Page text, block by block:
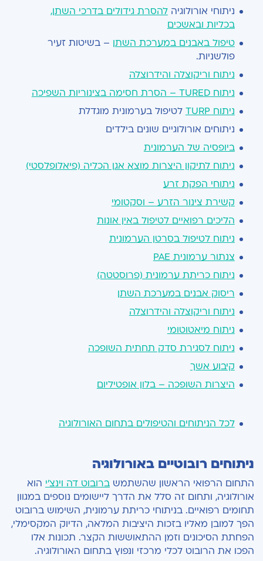
ניתוחי אורולוגיה להסרת גידולים בדרכי השתן,
בכליות ובאשכים
טיפול באבנים במערכת השתן – בשיטות זעיר
פולשניות.
ניתוח וריקוצלה והידרוצלה
ניתוח TURED – הסרת חסימה בצינוריות השפיכה
ניתוח TURP
לטיפול בערמונית מוגדלת
ניתוחים אורולוגיים שונים בילדים
ביופסיה של הערמונית
ניתוח לתיקון היצרות מוצא אגן הכליה (פיאלופלסטי)
ניתוחי הפקת זרע
קשירת צינור הזרע – וסקטומי
הליכים רפואיים לטיפול באין אונות
ניתוח לטיפול בסרטן הערמונית
צנתור ערמונית PAE
ניתוח כריתת ערמונית (פרוסטטה)
ריסוק אבנים במערכת השתן
ניתוח וריקוצלה והידרוצלה
ניתוח מיאטוטומי
ניתוח לסגירת סדק תחתית השופכה
קיבוע אשך
היצרות השופכה – בלון אופטיליום
לכל הניתוחים והטיפולים בתחום האורולוגיה
ניתוחים רובוטיים באורולוגיה
התחום הרפואי הראשון שהשתמש ברובוט דה וינצ'י הוא
אורולוגיה, ותחום זה סלל את הדרך ליישומים נוספים במגוון
תחומים רפואיים. בניתוחי כריתת ערמונית, השימוש ברובוט
הפך למובן מאליו בזכות היציבות המלאה, הדיוק המקסימלי,
הפחתת הסיכונים וזמן ההתאוששות הקצר. תכונות אלו
הפכו את הרובוט לכלי מרכזי ונפוץ בתחום האורולוגיה.